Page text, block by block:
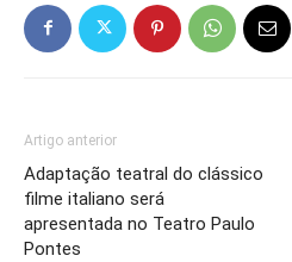
Artigo anterior
Adaptação teatral do clássico
filme italiano será
apresentada no Teatro Paulo
Pontes